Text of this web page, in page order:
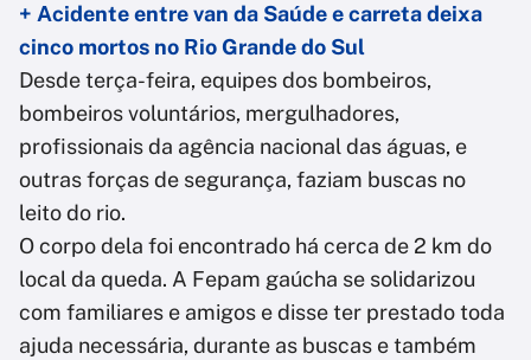
+ Acidente entre van da Saúde e carreta deixa
cinco mortos no Rio Grande do Sul
Desde terça-feira, equipes dos bombeiros,
bombeiros voluntários, mergulhadores,
profissionais da agência nacional das águas, e
outras forças de segurança, faziam buscas no
leito do rio.
O corpo dela foi encontrado há cerca de 2 km do
local da queda. A Fepam gaúcha se solidarizou
com familiares e amigos e disse ter prestado toda
ajuda necessária, durante as buscas e também